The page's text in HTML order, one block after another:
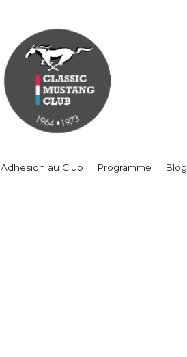
Adhesion au Club Programme Blog